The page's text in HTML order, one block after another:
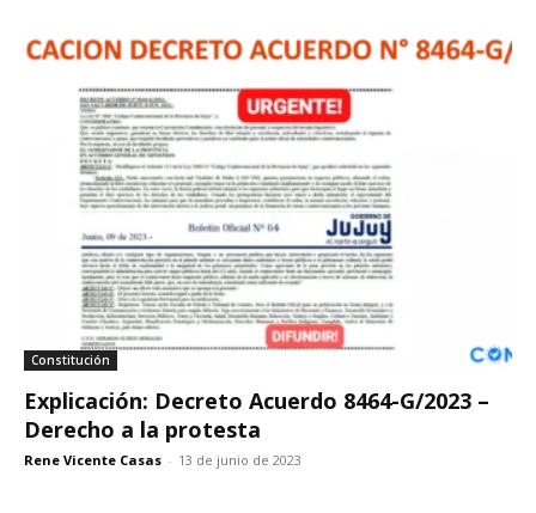
Constitución
Explicación: Decreto Acuerdo 8464-G/2023 –
Derecho a la protesta
Rene Vicente Casas - 13 de junio de 2023